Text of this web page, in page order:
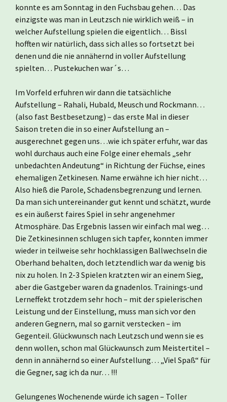
konnte es am Sonntag in den Fuchsbau gehen… Das
einzigste was man in Leutzsch nie wirklich weiß – in
welcher Aufstellung spielen die eigentlich… Bissl
hofften wir natürlich, dass sich alles so fortsetzt bei
denen und die nie annähernd in voller Aufstellung
spielten… Pustekuchen war´s…
Im Vorfeld erfuhren wir dann die tatsächliche
Aufstellung – Rahali, Hubald, Meusch und Rockmann…
(also fast Bestbesetzung) – das erste Mal in dieser
Saison treten die in so einer Aufstellung an –
ausgerechnet gegen uns…wie ich später erfuhr, war das
wohl durchaus auch eine Folge einer ehemals „sehr
unbedachten Andeutung“ in Richtung der Füchse, eines
ehemaligen Zetkinesen. Name erwähne ich hier nicht…
Also hieß die Parole, Schadensbegrenzung und lernen.
Da man sich untereinander gut kennt und schätzt, wurde
es ein äußerst faires Spiel in sehr angenehmer
Atmosphäre. Das Ergebnis lassen wir einfach mal weg…
Die Zetkinesinnen schlugen sich tapfer, konnten immer
wieder in teilweise sehr hochklassigen Ballwechseln die
Oberhand behalten, doch letztendlich war da wenig bis
nix zu holen. In 2-3 Spielen kratzten wir an einem Sieg,
aber die Gastgeber waren da gnadenlos. Trainings-und
Lerneffekt trotzdem sehr hoch – mit der spielerischen
Leistung und der Einstellung, muss man sich vor den
anderen Gegnern, mal so garnit verstecken – im
Gegenteil. Glückwunsch nach Leutzsch und wenn sie es
denn wollen, schon mal Glückwunsch zum Meistertitel –
denn in annähernd so einer Aufstellung… „Viel Spaß“ für
die Gegner, sag ich da nur… !!!
Gelungenes Wochenende würde ich sagen – Toller